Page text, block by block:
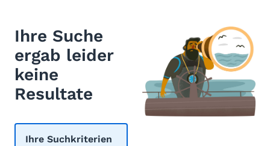
Ihre Suche
ergab leider
keine
Resultate
Ihre Suchkriterien